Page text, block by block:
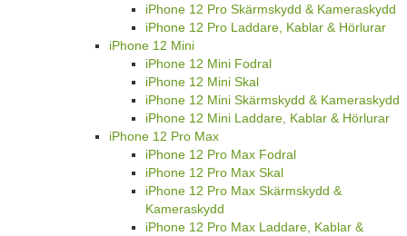
iPhone 12 Pro Skärmskydd & Kameraskydd
iPhone 12 Pro Laddare, Kablar & Hörlurar
iPhone 12 Mini
iPhone 12 Mini Fodral
iPhone 12 Mini Skal
iPhone 12 Mini Skärmskydd & Kameraskydd
iPhone 12 Mini Laddare, Kablar & Hörlurar
iPhone 12 Pro Max
iPhone 12 Pro Max Fodral
iPhone 12 Pro Max Skal
iPhone 12 Pro Max Skärmskydd &
Kameraskydd
iPhone 12 Pro Max Laddare, Kablar &